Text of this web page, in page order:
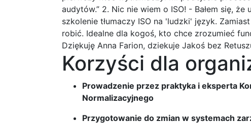
audytów.” 2. Nic nie wiem o ISO! - Bałem się,
szkolenie tłumaczy ISO na 'ludzki' język.
robić. Idealne dla kogoś, kto chce zrozumieć
Dziękuję Anna Farion, dziekuje Jakoś bez
Korzyści dla
Prowadzenie przez praktyka i eksperta
Normalizacyjnego
Przygotowanie do zmian w systemach